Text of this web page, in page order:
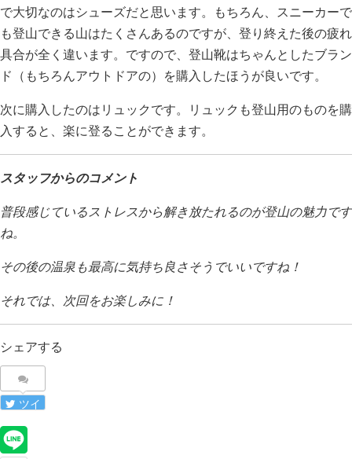
で大切なのはシューズだと思います。もちろん、スニーカーで
も登山できる山はたくさんあるのですが、登り終えた後の疲れ
具合が全く違います。ですので、登山靴はちゃんとしたブラン
ド（もちろんアウトドアの）を購入したほうが良いです。
次に購入したのはリュックです。リュックも登山用のものを購
入すると、楽に登ることができます。
スタッフからのコメント
普段感じているストレスから解き放たれるのが登山の魅力です
ね。
その後の温泉も最高に気持ち良さそうでいいですね！
それでは、次回をお楽しみに！
シェアする
ツイ